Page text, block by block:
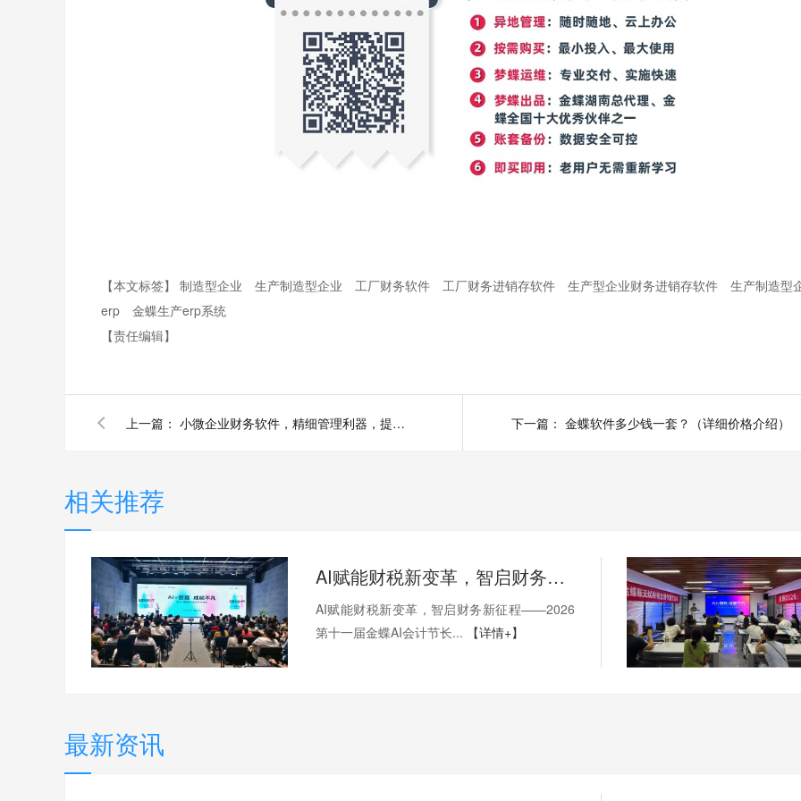
【本文标签】 制造型企业 生产制造型企业 工厂财务软件 工厂财务进销存软件 生产型企业财务进销存软件
生产制造型
erp
金蝶生产erp系统
【责任编辑】
上一篇： 小微企业财务软件，精细管理利器，提升效率不是梦！ 下一篇： 金蝶软件多少钱一套？（详细价格介绍）
相关推荐
AI赋能财税新变革，智启财务新征程——2026第十一届金蝶 AI 会计节长沙站圆满落幕！
AI赋能财税新变革，智启财务新征程——2026
第十一届金蝶AI会计节长...
【详情+】
最新资讯